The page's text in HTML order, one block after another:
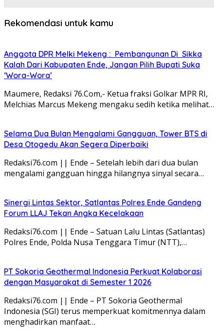
Rekomendasi untuk kamu
Anggota DPR Melki Mekeng : Pembangunan Di Sikka
Kalah Dari Kabupaten Ende, Jangan Pilih Bupati Suka
‘Wora-Wora’
Maumere, Redaksi 76.Com,- Ketua fraksi Golkar MPR RI,
Melchias Marcus Mekeng mengaku sedih ketika melihat…
Selama Dua Bulan Mengalami Gangguan, Tower BTS di
Desa Otogedu Akan Segera Diperbaiki
Redaksi76.com || Ende – Setelah lebih dari dua bulan
mengalami gangguan hingga hilangnya sinyal secara…
Sinergi Lintas Sektor, Satlantas Polres Ende Gandeng
Forum LLAJ Tekan Angka Kecelakaan
Redaksi76.com || Ende – Satuan Lalu Lintas (Satlantas)
Polres Ende, Polda Nusa Tenggara Timur (NTT),…
PT Sokoria Geothermal Indonesia Perkuat Kolaborasi
dengan Masyarakat di Semester 1 2026
Redaksi76.com || Ende – PT Sokoria Geothermal
Indonesia (SGI) terus memperkuat komitmennya dalam
menghadirkan manfaat…